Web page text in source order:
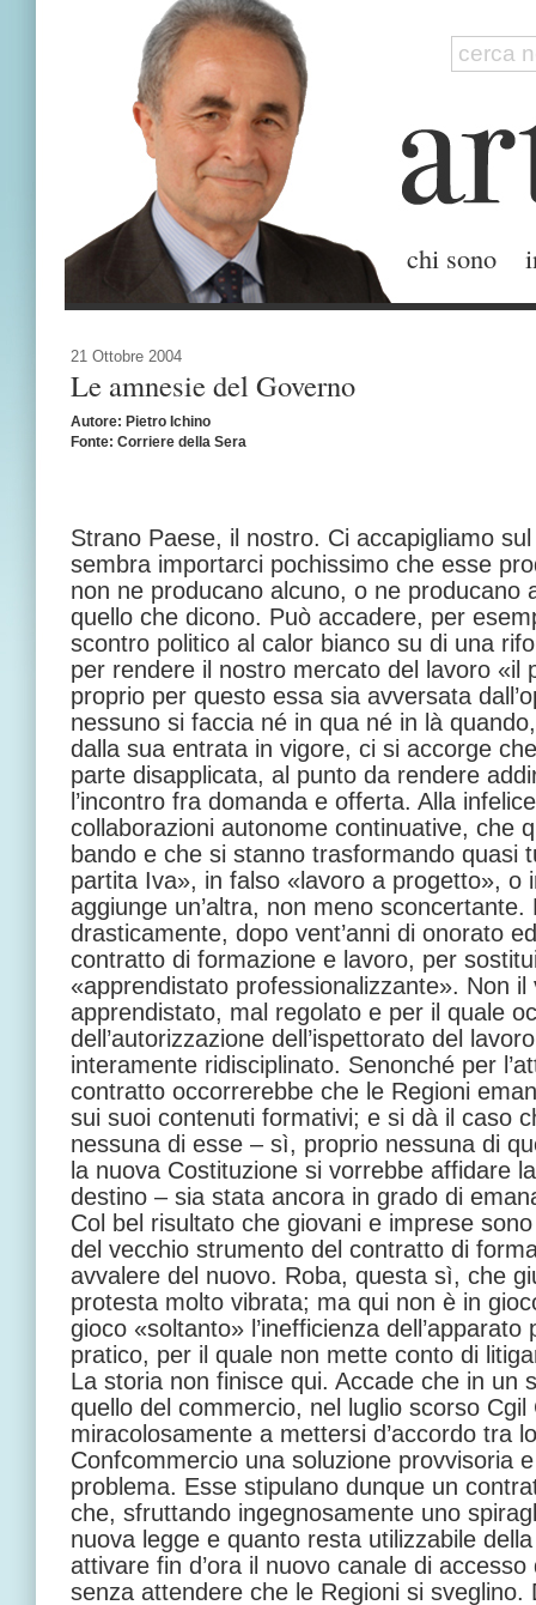
chi sono
21 Ottobre 2004
Le amnesie del Governo
Autore: Pietro Ichino
Fonte: Corriere della Sera
Strano Paese, il nostro. Ci accapigliamo
sembra importarci pochissimo che esse
non ne producano alcuno, o ne producano
quello che dicono. Può accadere, per
scontro politico al calor bianco su di una
per rendere il nostro mercato del lavoro «il
proprio per questo essa sia avversata
nessuno si faccia né in qua né in là
dalla sua entrata in vigore, ci si accorge
parte disapplicata, al punto da rendere
l’incontro fra domanda e offerta. Alla
collaborazioni autonome continuative, che
bando e che si stanno trasformando quasi
partita Iva», in falso «lavoro a progetto», o
aggiunge un’altra, non meno
drasticamente, dopo vent’anni di onorato
contratto di formazione e lavoro, per
«apprendistato professionalizzante». Non
apprendistato, mal regolato e per il quale
dell’autorizzazione dell’ispettorato del
interamente ridisciplinato. Senonché per
contratto occorrerebbe che le Regioni
sui suoi contenuti formativi; e si dà il caso
nessuna di esse – sì, proprio nessuna di
la nuova Costituzione si vorrebbe affidare
destino – sia stata ancora in grado di
Col bel risultato che giovani e imprese
del vecchio strumento del contratto di
avvalere del nuovo. Roba, questa sì, che
protesta molto vibrata; ma qui non è in
gioco «soltanto» l’inefficienza
pratico, per il quale non mette conto di
La storia non finisce qui. Accade che in un
quello del commercio, nel luglio scorso Cgil
miracolosamente a mettersi d’accordo tra
Confcommercio una soluzione provvisoria
problema. Esse stipulano dunque un
che, sfruttando ingegnosamente uno
nuova legge e quanto resta utilizzabile
attivare fin d’ora il nuovo canale di
senza attendere che le Regioni si sveglino.